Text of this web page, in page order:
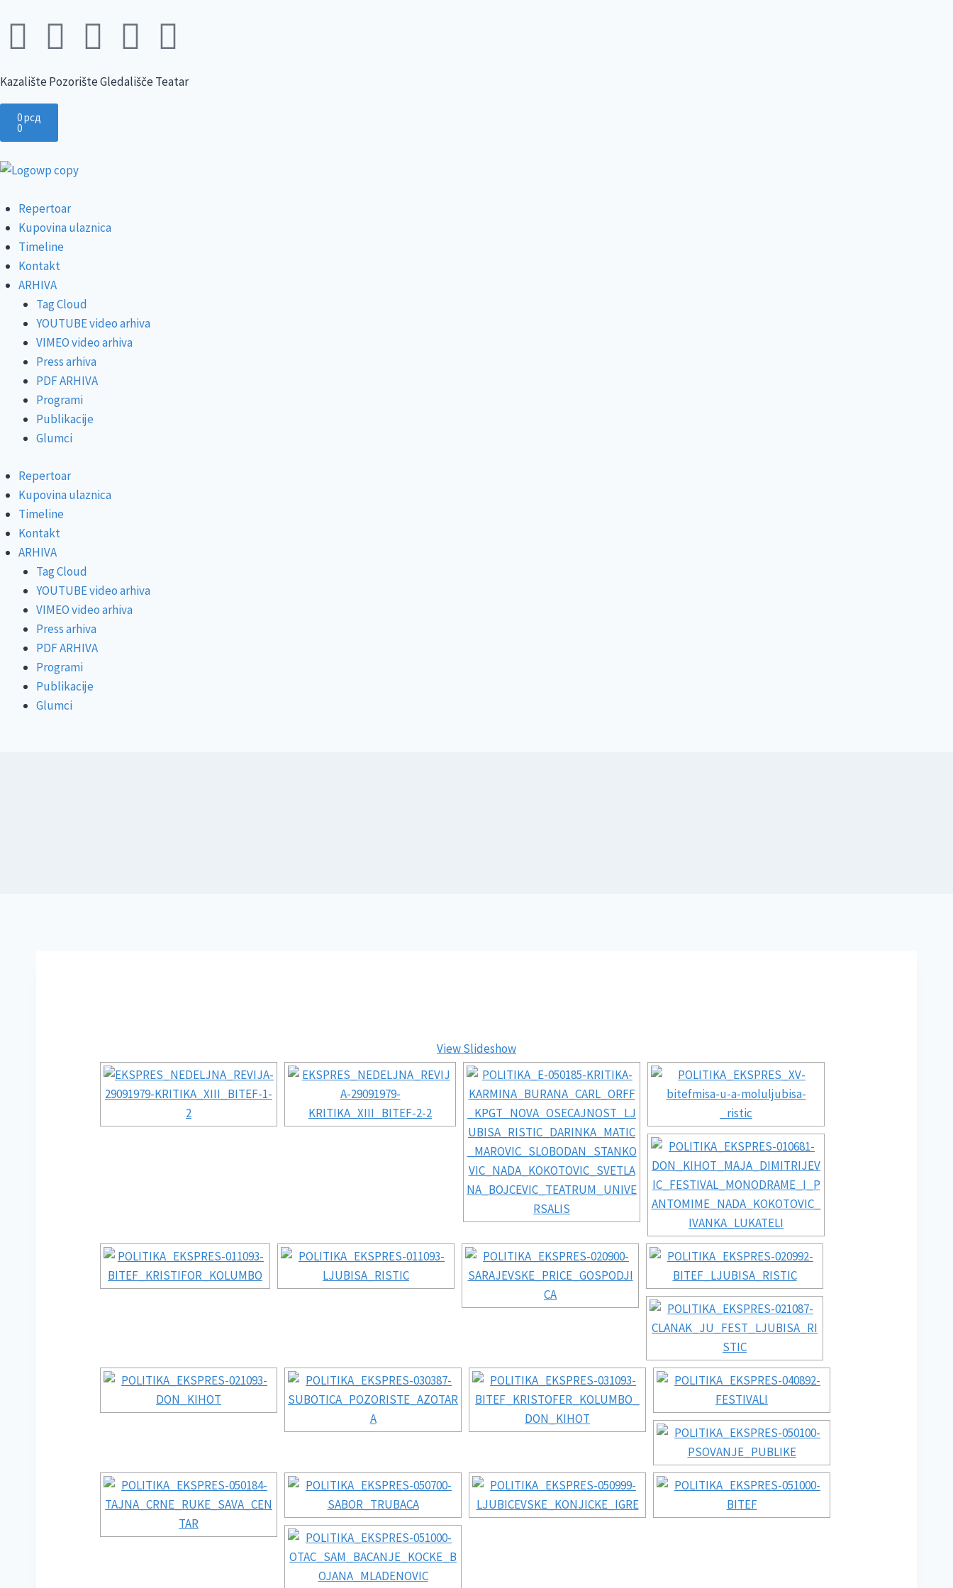
Kazalište Pozorište Gledališče Teatar
0рсд
0
Repertoar
Kupovina ulaznica
Timeline
Kontakt
ARHIVA
Tag Cloud
YOUTUBE video arhiva
VIMEO video arhiva
Press arhiva
PDF ARHIVA
Programi
Publikacije
Glumci
Repertoar
Kupovina ulaznica
Timeline
Kontakt
ARHIVA
Tag Cloud
YOUTUBE video arhiva
VIMEO video arhiva
Press arhiva
PDF ARHIVA
Programi
Publikacije
Glumci
View Slideshow